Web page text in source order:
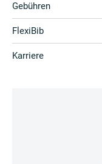
Gebühren
FlexiBib
Karriere